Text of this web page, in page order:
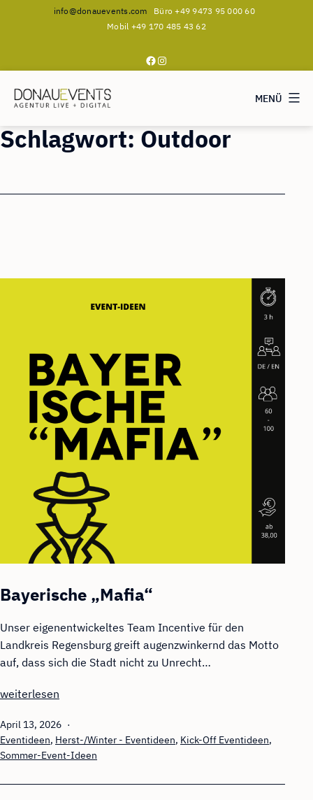
Zum
info@donauevents.com Büro +49 9473 95 000 60
Mobil +49 170 485 43 62
Facebook
Instagram
MENÜ
Schlagwort: Outdoor
Bayerische „Mafia“
Unser eigenentwickeltes Team Incentive für den
Landkreis Regensburg greift augenzwinkernd das Motto
auf, dass sich die Stadt nicht zu Unrecht…
Bayerische
weiterlesen
Veröffentlicht
am
April 13, 2026
Kategorisiert
als
Eventideen, Herst-/Winter - Eventideen, Kick-Off Eventideen,
Sommer-Event-Ideen